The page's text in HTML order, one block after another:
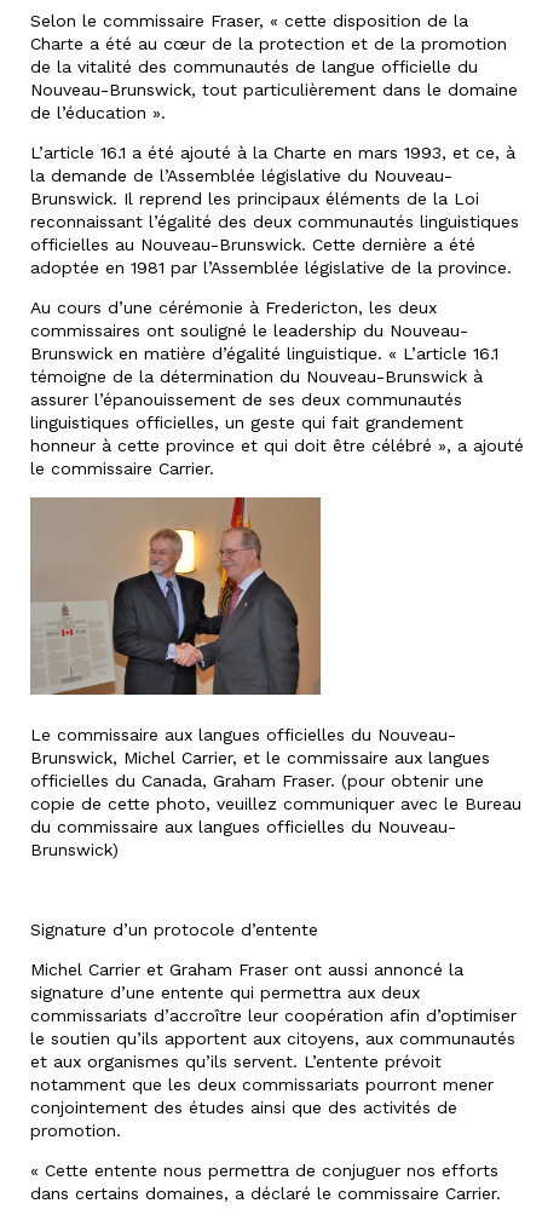
Selon le commissaire Fraser, « cette disposition de la
Charte a été au cœur de la protection et de la promotion
de la vitalité des communautés de langue officielle du
Nouveau-Brunswick, tout particulièrement dans le domaine
de l’éducation ».
L’article 16.1 a été ajouté à la Charte en mars 1993, et ce, à
la demande de l’Assemblée législative du Nouveau-
Brunswick. Il reprend les principaux éléments de la Loi
reconnaissant l’égalité des deux communautés linguistiques
officielles au Nouveau-Brunswick. Cette dernière a été
adoptée en 1981 par l’Assemblée législative de la province.
Au cours d’une cérémonie à Fredericton, les deux
commissaires ont souligné le leadership du Nouveau-
Brunswick en matière d’égalité linguistique. « L’article 16.1
témoigne de la détermination du Nouveau-Brunswick à
assurer l’épanouissement de ses deux communautés
linguistiques officielles, un geste qui fait grandement
honneur à cette province et qui doit être célébré », a ajouté
le commissaire Carrier.
Le commissaire aux langues officielles du Nouveau-
Brunswick, Michel Carrier, et le commissaire aux langues
officielles du Canada, Graham Fraser. (pour obtenir une
copie de cette photo, veuillez communiquer avec le Bureau
du commissaire aux langues officielles du Nouveau-
Brunswick)
Signature d’un protocole d’entente
Michel Carrier et Graham Fraser ont aussi annoncé la
signature d’une entente qui permettra aux deux
commissariats d’accroître leur coopération afin d’optimiser
le soutien qu’ils apportent aux citoyens, aux communautés
et aux organismes qu’ils servent. L’entente prévoit
notamment que les deux commissariats pourront mener
conjointement des études ainsi que des activités de
promotion.
« Cette entente nous permettra de conjuguer nos efforts
dans certains domaines, a déclaré le commissaire Carrier.